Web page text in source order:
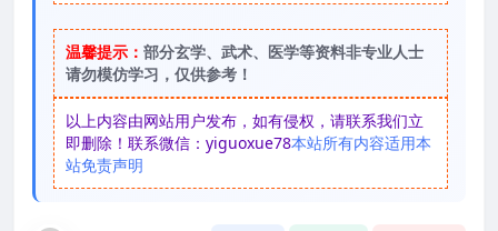
温馨提示： 部分玄学、武术、医学等资料非专业人士
请勿模仿学习，仅供参考！
以上内容由网站用户发布，如有侵权，请联系我们立
即删除！联系微信：yiguoxue78本站所有内容适用本
站免责声明